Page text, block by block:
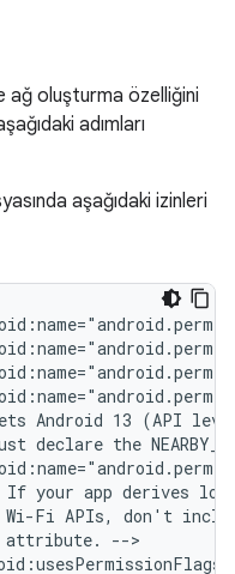
ağ oluşturma özelliğini
adımları
aşağıdaki izinleri
Android 13 (API
declare the
If your app derives
Wi-Fi APIs, don't
attribute.